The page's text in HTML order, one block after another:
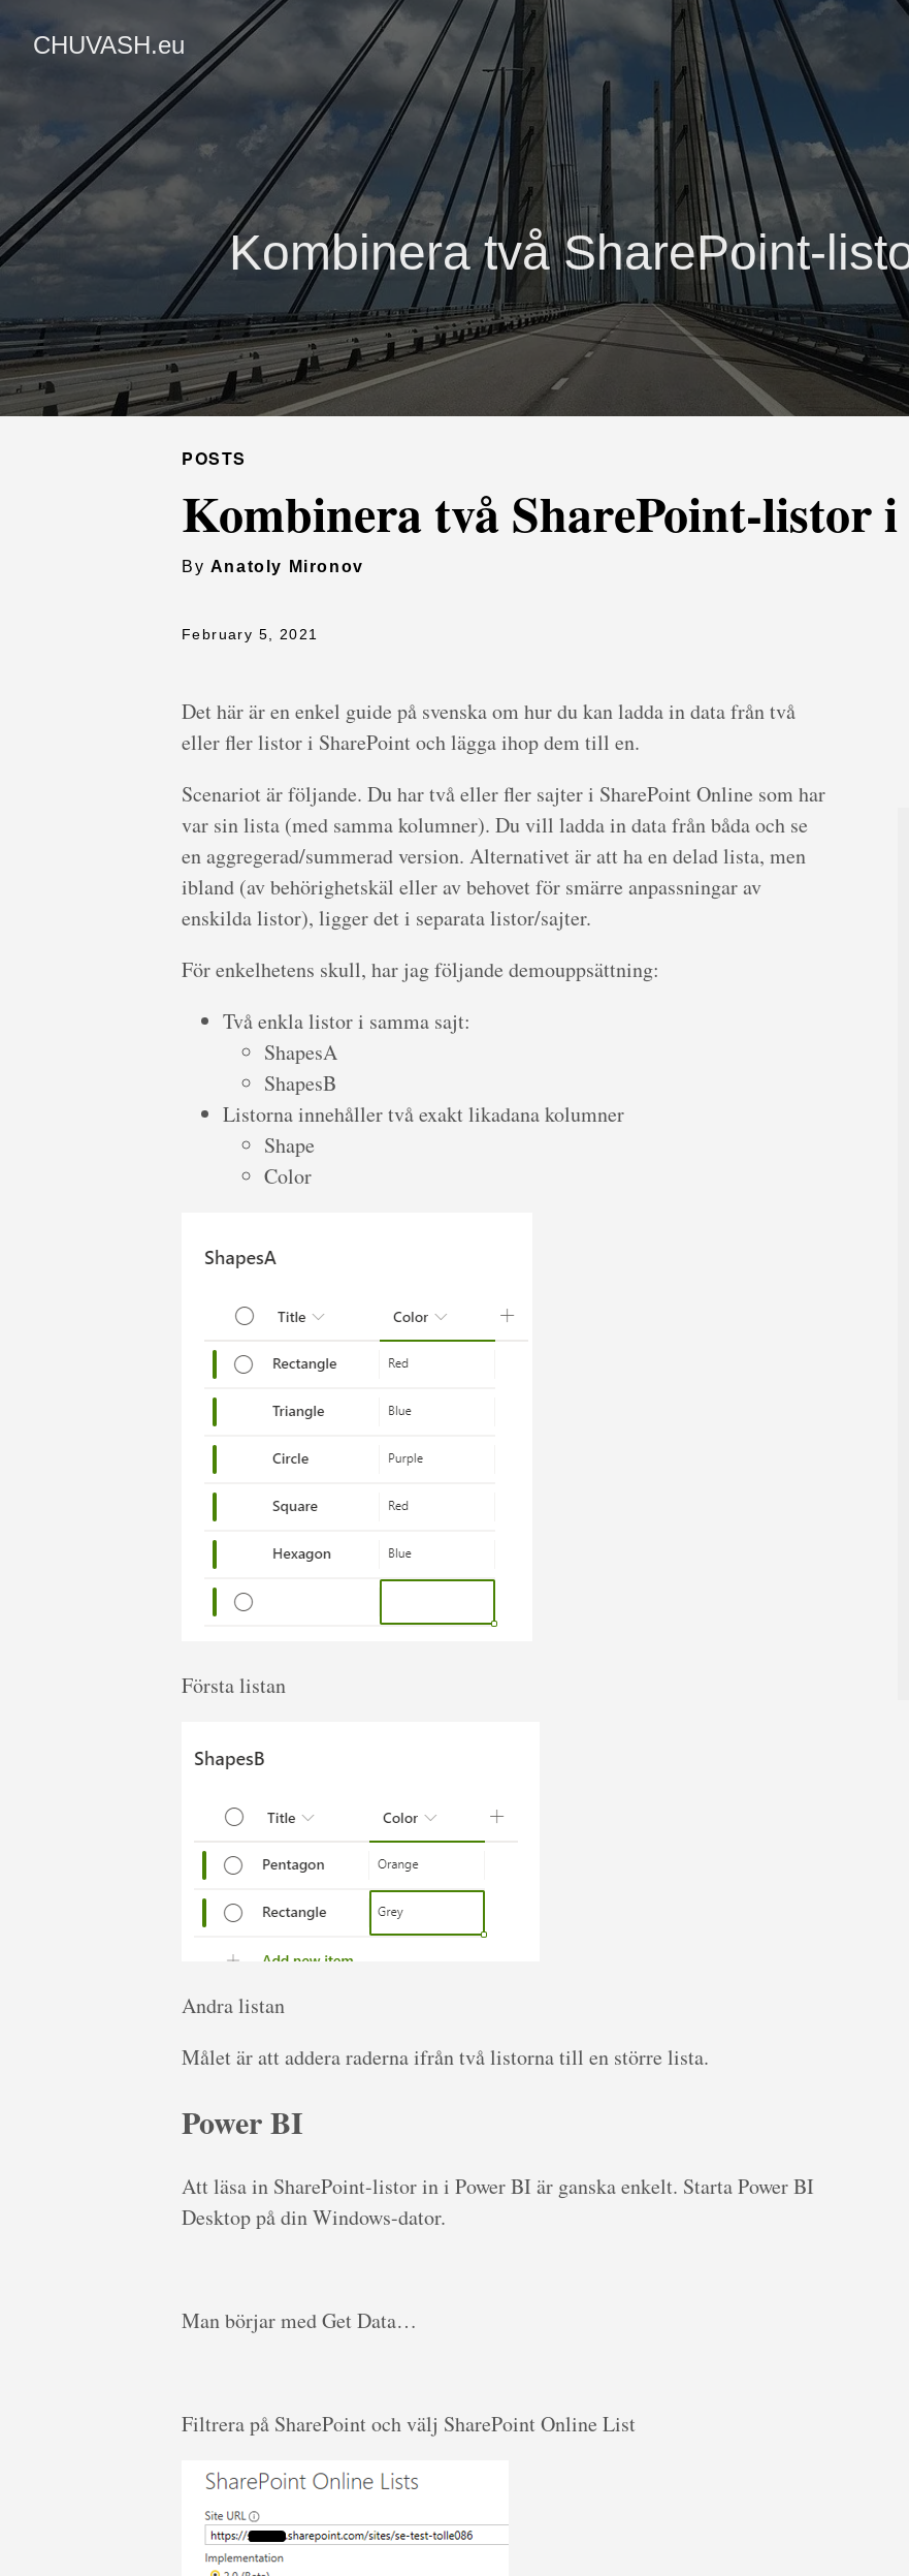
CHUVASH.eu
Kombinera två SharePoint-
POSTS
Kombinera två SharePoint-listor
By Anatoly Mironov
February 5, 2021
Det här är en enkel guide på svenska om hur du kan ladda in data från två
eller fler listor i SharePoint och lägga ihop dem till en.
Scenariot är följande. Du har två eller fler sajter i SharePoint Online som har
var sin lista (med samma kolumner). Du vill ladda in data från båda och se
en aggregerad/summerad version. Alternativet är att ha en delad lista, men
ibland (av behörighetskäl eller av behovet för smärre anpassningar av
enskilda listor), ligger det i separata listor/sajter.
För enkelhetens skull, har jag följande demouppsättning:
Två enkla listor i samma sajt:
ShapesA
ShapesB
Listorna innehåller två exakt likadana kolumner
Shape
Color
Första listan
Andra listan
Målet är att addera raderna ifrån två listorna till en större lista.
Power BI
Att läsa in SharePoint-listor in i Power BI är ganska enkelt. Starta Power BI
Desktop på din Windows-dator.
Man börjar med Get Data…
Filtrera på SharePoint och välj SharePoint Online List